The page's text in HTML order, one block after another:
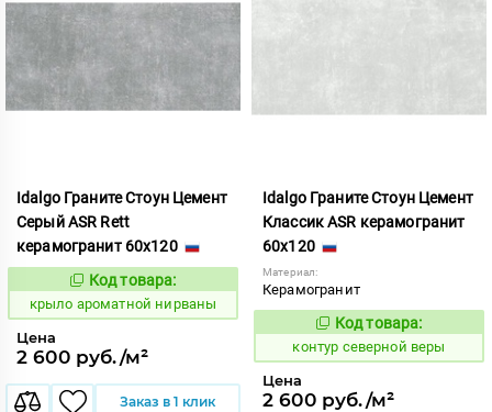
Idalgo Граните Стоун Цемент
Серый ASR Rett
керамогранит 60x120
828434
Код товара:
крыло ароматной нирваны
Цена
2 600 руб./м²
Заказ в 1 клик
Idalgo Граните Стоун Цемент
Классик ASR керамогранит
60x120
Материал:
Керамогранит
760508
Код товара:
контур северной веры
Цена
2 600 руб./м²